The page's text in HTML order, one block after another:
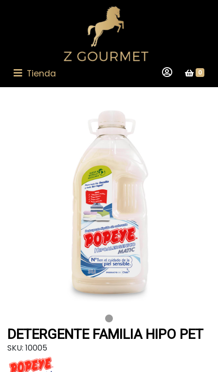
Tienda 0
DETERGENTE FAMILIA HIPO PET
SKU: 10005